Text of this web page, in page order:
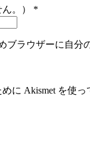
。） *
ブラウザーに自分
に Akismet を使っ